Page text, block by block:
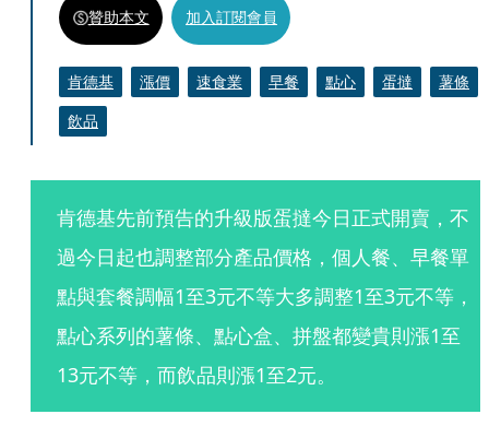
贊助本文 加入訂閱會員
肯德基 漲價 速食業 早餐 點心 蛋撻
薯條
飲品
肯德基先前預告的升級版蛋撻今日正式開賣，不
過今日起也調整部分產品價格，個人餐、早餐單
點與套餐調幅1至3元不等大多調整1至3元不等，
點心系列的薯條、點心盒、拼盤都變貴則漲1至
13元不等，而飲品則漲1至2元。